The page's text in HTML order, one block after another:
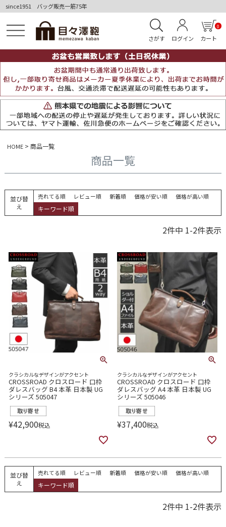
since1951 バッグ販売一筋75年
さがす ログイン カート
0
HOME 商品一覧
商品一覧
並び替
え
売れてる順 レビュー順 新着順 価格が安い順 価格が高い順
キーワード順
2件中 1-2件表示
クラシカルなデザインがアクセント
CROSSROAD クロスロード 口枠
ダレスバッグ B4 本革 日本製 UG
シリーズ 505047
¥42,900税込
クラシカルなデザインがアクセント
CROSSROAD クロスロード 口枠
ダレスバッグ A4 本革 日本製 UG
シリーズ 505046
¥37,400税込
並び替
え
売れてる順 レビュー順 新着順 価格が安い順 価格が高い順
キーワード順
2件中 1-2件表示